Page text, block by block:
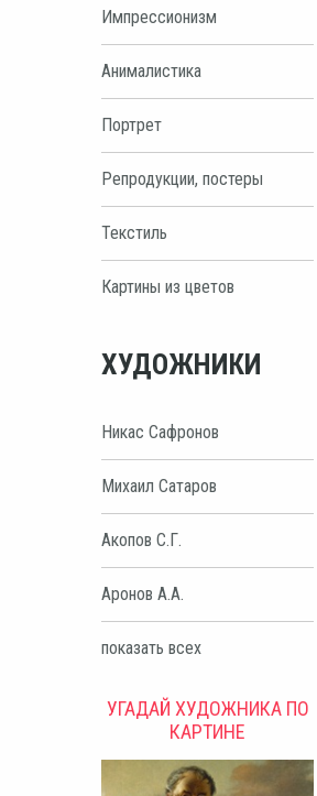
Импрессионизм
Анималистика
Портрет
Репродукции, постеры
Текстиль
Картины из цветов
ХУДОЖНИКИ
Никас Сафронов
Михаил Сатаров
Акопов С.Г.
Аронов А.А.
показать всех
УГАДАЙ ХУДОЖНИКА ПО
КАРТИНЕ